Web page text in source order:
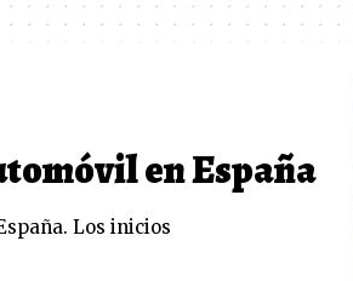
en España
Los inicios